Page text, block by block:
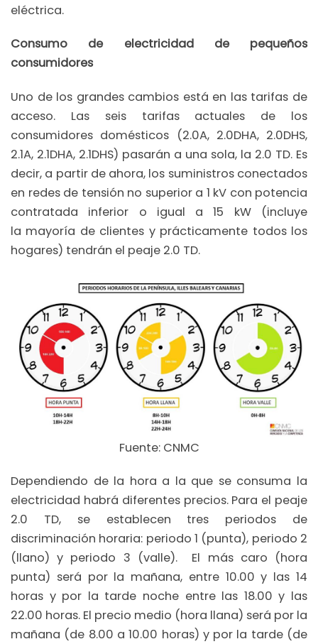
eléctrica.
Consumo de electricidad de pequeños
consumidores
Uno de los grandes cambios está en las tarifas de
acceso. Las seis tarifas actuales de los
consumidores domésticos (2.0A, 2.0DHA, 2.0DHS,
2.1A, 2.1DHA, 2.1DHS) pasarán a una sola, la 2.0 TD. Es
decir, a partir de ahora, los suministros conectados
en redes de tensión no superior a 1 kV con potencia
contratada inferior o igual a 15 kW (incluye
la mayoría de clientes y prácticamente todos los
hogares) tendrán el peaje 2.0 TD.
Fuente: CNMC
Dependiendo de la hora a la que se consuma la
electricidad habrá diferentes precios. Para el peaje
2.0 TD, se establecen tres periodos de
discriminación horaria: periodo 1 (punta), periodo 2
(llano) y periodo 3 (valle). El más caro (hora
punta) será por la mañana, entre 10.00 y las 14
horas y por la tarde noche entre las 18.00 y las
22.00 horas. El precio medio (hora llana) será por la
mañana (de 8.00 a 10.00 horas) y por la tarde (de